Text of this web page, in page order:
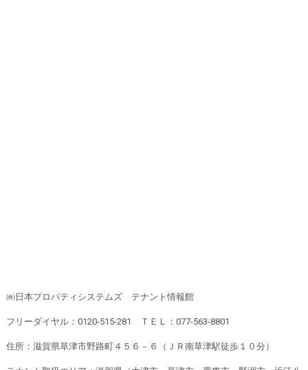
㈱日本プロパティシステムズ テナント情報館
フリーダイヤル：0120-515-281 ＴＥＬ：077-563-8801
住所：滋賀県草津市野路町４５６－６（ＪＲ南草津駅徒歩１０分）